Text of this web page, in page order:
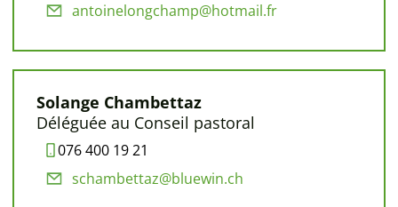
antoinelongchamp@hotmail.fr
Solange Chambettaz
Déléguée au Conseil pastoral
076 400 19 21
schambettaz@bluewin.ch